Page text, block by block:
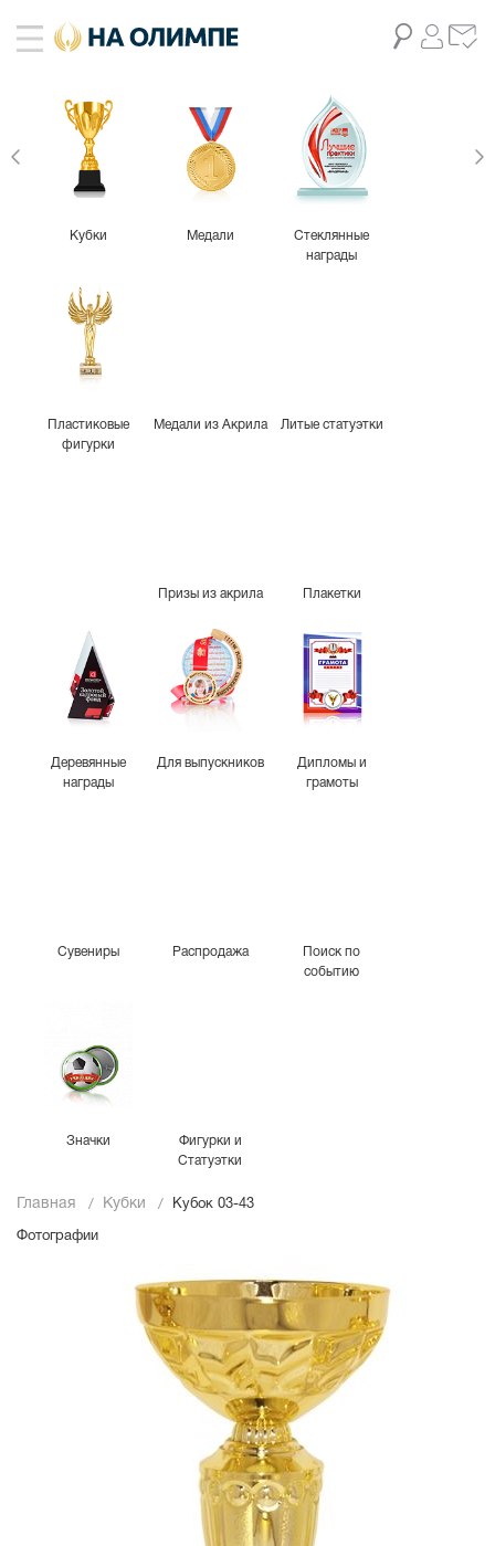
Кубки Медали
Стеклянные
награды
Пластиковые
фигурки
Медали из Акрила Литые статуэтки
Призы из акрила Плакетки
Деревянные
награды
Для выпускников
Дипломы и
грамоты
Сувениры Распродажа
Поиск по
событию
Значки
Фигурки и
Статуэтки
Главная Кубки Кубок 03-43
Фотографии
живое фото